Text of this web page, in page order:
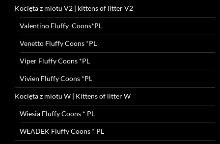
Kocięta z miotu V2 | kittens of litter V2
Valentino Fluffy_Coons*PL
Venetto Fluffy Coons *PL
Viper Fluffy Coons *PL
Vivien Fluffy Coons *PL
Kocięta z miotu W | Kittens of litter W
Wiesia Fluffy Coons * PL
WŁADEK Fluffy Coons * PL